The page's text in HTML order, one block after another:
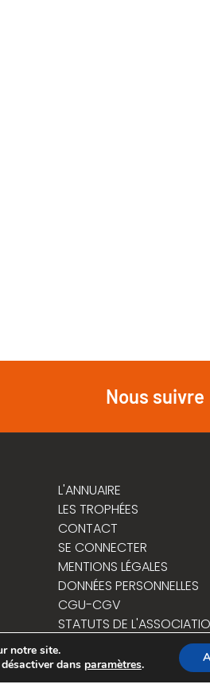
Nous suivre
L'ANNUAIRE
LES TROPHÉES
CONTACT
SE CONNECTER
MENTIONS LÉGALES
DONNÉES PERSONNELLES
CGU-CGV
STATUTS DE
notre site.
dans paramètres.